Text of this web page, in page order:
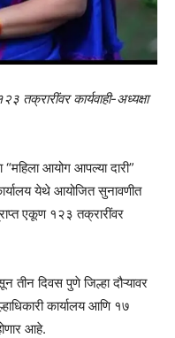
तक्रारींवर कार्यवाही-अध्यक्षा
“महिला आयोग आपल्या दारी”
येथे आयोजित सुनावणीत
एकूण १२३ तक्रारींवर
तीन दिवस पुणे जिल्हा दौऱ्यावर
कार्यालय आणि १७
आहे.